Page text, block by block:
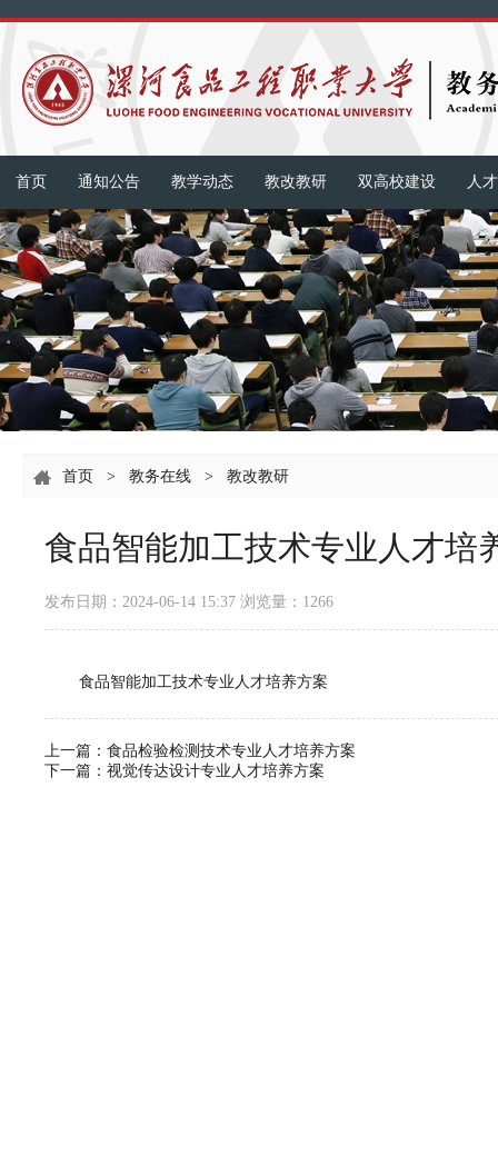
首页 通知公告 教学动态 教改教研 双高校建设 人
首页 > 教务在线 > 教改教研
食品智能加工技术专业人才培
发布日期：2024-06-14 15:37 浏览量： 1266
食品智能加工技术专业人才培养方案
上一篇： 食品检验检测技术专业人才培养方案
下一篇： 视觉传达设计专业人才培养方案